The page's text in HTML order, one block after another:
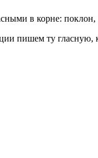
в корне: поклон,
пишем ту